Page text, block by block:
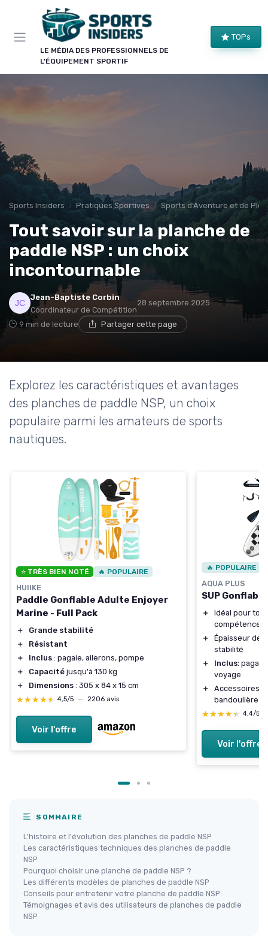
LE MÉDIA DES PROFESSIONNELS DE
L'ÉQUIPEMENT SPORTIF
TOPs
Sports Insiders Pratiques Sportives Sports d'Aventure et de
Tout savoir sur la planche de
paddle NSP : un choix
incontournable
Jean-Baptiste Corbin
Coordinateur de Compétition
28 septembre 2025
9 min de lecture Partager cette page
Explorez les caractéristiques et avantages
des planches de paddle NSP, un choix
populaire parmi les amateurs de sports
nautiques.
⭐ TRÈS BIEN NOTÉ 🔥 POPULAIRE
HUIIKE
Paddle Gonflable Adulte Enjoyer
Marine - Full Pack
＋
Grande stabilité
＋
Résistant
＋
Inclus : pagaie, ailerons, pompe
＋
Capacité jusqu'à 130 kg
＋
Dimensions : 305 x 84 x 15 cm
★★★★★
★★★★★ 4,5/5 — 2206 avis
Voir l'offre
🔥 POPULAIRE
AQUA PLUS
SUP
＋
Idéal pour
compétence
＋
Épaisseur de
stabilité
＋
Inclus:
voyage
＋
Accessoires
bandoulière
★★★★★
★★★★★ 4,4/5
Voir l'offre
SOMMAIRE
L'histoire et l'évolution des planches de paddle NSP
Les caractéristiques techniques des planches de paddle
NSP
Pourquoi choisir une planche de paddle NSP ?
Les différents modèles de planches de paddle NSP
Conseils pour entretenir votre planche de paddle NSP
Témoignages et avis des utilisateurs de planches de paddle
NSP
×
LE CLUB SPORTS INSIDERS
Rejoignez le club !
Bons plans sur le matériel de structure, alertes
Bons plans matériel
Avant-premières Normes & sécurité
→ Je rejoins le club
* En rejoignant le club, j'accepte de recevoir les emails
de Sports Insiders et les offres de ses partenaires.
Panneau de gestion des cookies